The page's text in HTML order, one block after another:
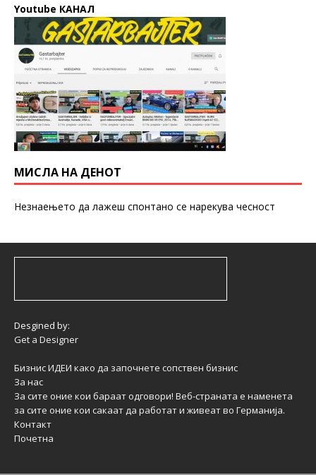
Youtube КАНАЛ
МИСЛА НА ДЕНОТ
Незнаењето да лажеш спонтано се нарекува чесност
Desgined by:
Get a Designer
Бизнис ИДЕИ како да започнете сопствен бизнис
За нас
За сите оние кои бараат одговори! Веб-страната е наменета
за сите оние кои сакаат да работат и живеат во Германија.
Контакт
Почетна